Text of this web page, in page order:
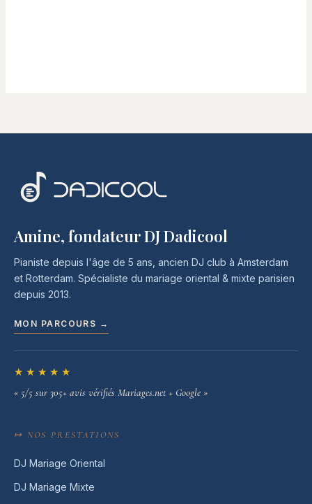
Amine, fondateur DJ Dadicool
Pianiste depuis l'âge de 5 ans, ancien DJ club à Amsterdam
et Rotterdam. Spécialiste du mariage oriental & mixte parisien
depuis 2013.
MON PARCOURS →
★★★★★
« 5/5 sur 305+ avis vérifiés Mariages.net + Google »
↦ NOS PRESTATIONS
DJ Mariage Oriental
DJ Mariage Mixte